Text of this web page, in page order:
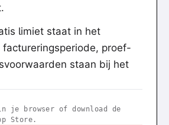
limiet staat in het
factureringsperiode, proef-
staan bij het
je browser of download de
Store.